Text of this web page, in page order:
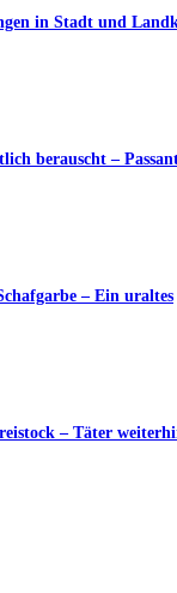
in Stadt und
berauscht –
– Ein uraltes
– Täter